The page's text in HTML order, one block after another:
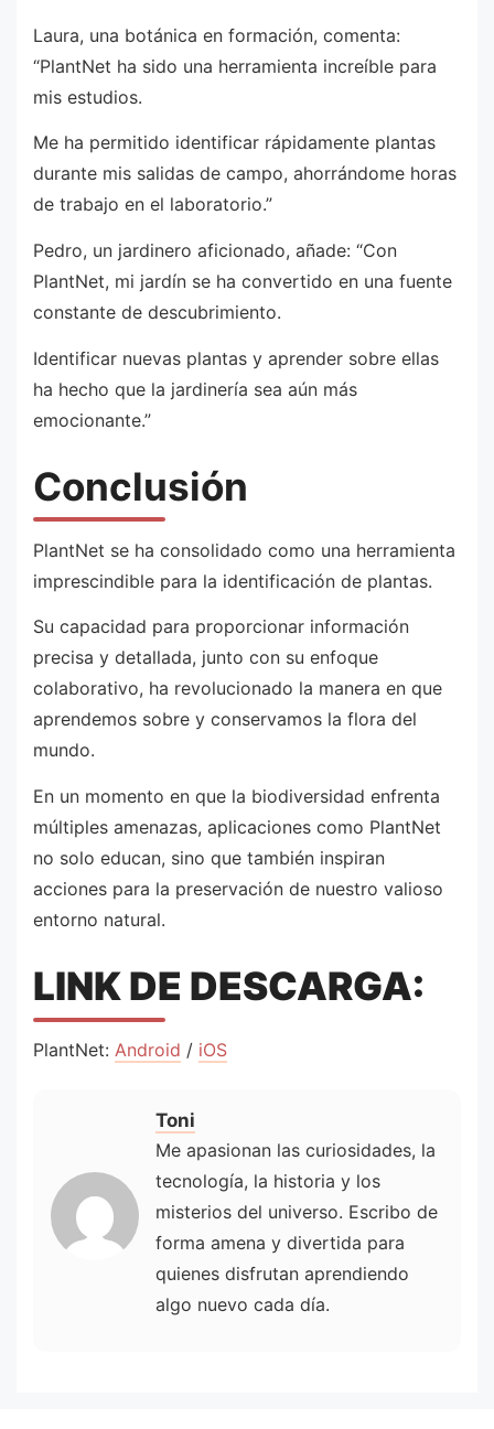
Laura, una botánica en formación, comenta:
“PlantNet ha sido una herramienta increíble para
mis estudios.
Me ha permitido identificar rápidamente plantas
durante mis salidas de campo, ahorrándome horas
de trabajo en el laboratorio.”
Pedro, un jardinero aficionado, añade: “Con
PlantNet, mi jardín se ha convertido en una fuente
constante de descubrimiento.
Identificar nuevas plantas y aprender sobre ellas
ha hecho que la jardinería sea aún más
emocionante.”
Conclusión
PlantNet se ha consolidado como una herramienta
imprescindible para la identificación de plantas.
Su capacidad para proporcionar información
precisa y detallada, junto con su enfoque
colaborativo, ha revolucionado la manera en que
aprendemos sobre y conservamos la flora del
mundo.
En un momento en que la biodiversidad enfrenta
múltiples amenazas, aplicaciones como PlantNet
no solo educan, sino que también inspiran
acciones para la preservación de nuestro valioso
entorno natural.
LINK DE DESCARGA:
PlantNet: Android / iOS
Toni
Me apasionan las curiosidades, la
tecnología, la historia y los
misterios del universo. Escribo de
forma amena y divertida para
quienes disfrutan aprendiendo
algo nuevo cada día.